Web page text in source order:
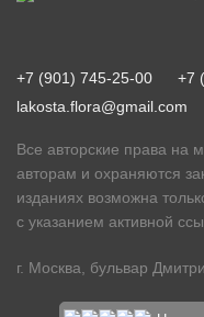
+7 (901) 745-25-00
+7
lakosta.flora@gmail.com
Все авторские права на
авторам и охраняются
изданиях возможна
с указанием активной
г. Москва, бульвар